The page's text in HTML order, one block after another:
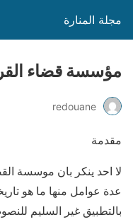
مجلة المنارة
مؤسسة قضاء
redouane
مقدمة
لا احد ينكر بان موسسة
عدة عوامل منها ما هو
بالتطبيق غير السليم